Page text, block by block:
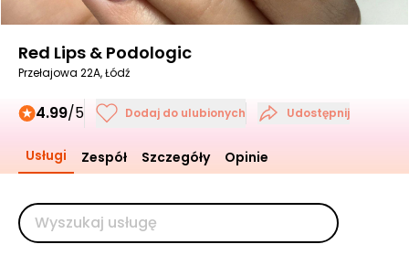
Red Lips & Podologic
Przełajowa 22A, Łódź
4.99/5 Dodaj do ulubionych Udostępnij
Usługi Zespół Szczegóły Opinie